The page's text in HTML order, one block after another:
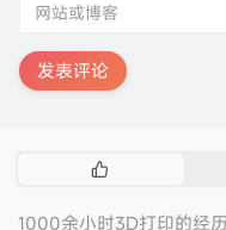
发表评论
热
文
1000余小时3D打印的经